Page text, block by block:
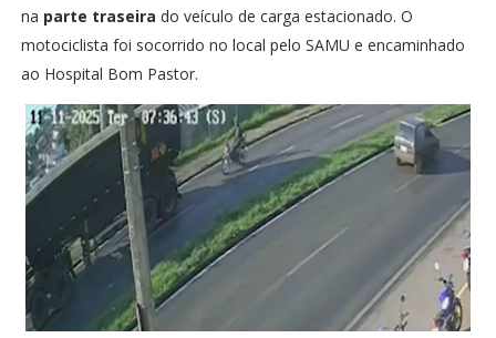
na parte traseira do veículo de carga estacionado. O
motociclista foi socorrido no local pelo SAMU e encaminhado
ao Hospital Bom Pastor.